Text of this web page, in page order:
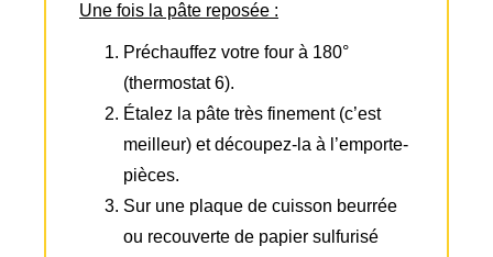
Une fois la pâte reposée :
Préchauffez votre four à 180°
(thermostat 6).
Étalez la pâte très finement (c’est
meilleur) et découpez-la à l’emporte-
pièces.
Sur une plaque de cuisson beurrée
ou recouverte de papier sulfurisé